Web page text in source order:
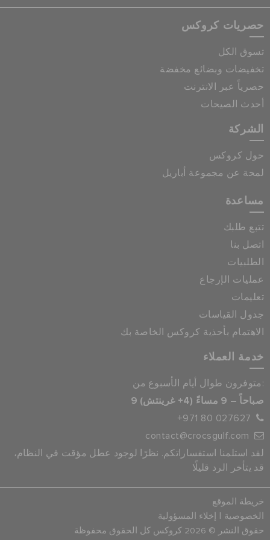
حصريات كروكس
تسوق الكل
تخفيضات وبضائع مخفضة
حصرياً عبر الانترنت
أحدث الصيحات
الشركة
حول كروكس
لمحة عن مجموعة أباريل
مساعدة
تتبع طلبك
اتصل بنا
الطلبيات
عمليات الإرجاع
تعليمات
جدول القياسات
الاهتمام بأحذية كروكس الخاصة بك
خدمة العملاء
متوفرون طوال أيام الأسبوع من:
9 صباحاً – 9 مساءً (4+ غرينتش)
+971 80 027627
contact@crocsgulf.com
لقد استلمنا استفساراتكم. نظرًا لوجود عطل مؤقت في النظام،
قد يتأخر الرد قليلًا
خريطة الموقع
الخصوصية
إخلاء المسؤولية
حقوق النشر © 2026 كروكس كل الحقوق محفوظة